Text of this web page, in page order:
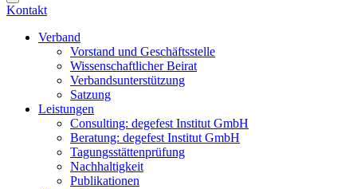
Kontakt
Verband
Vorstand und Geschäftsstelle
Wissenschaftlicher Beirat
Verbandsunterstützung
Satzung
Leistungen
Consulting: degefest Institut GmbH
Beratung: degefest Institut GmbH
Tagungsstättenprüfung
Nachhaltigkeit
Publikationen